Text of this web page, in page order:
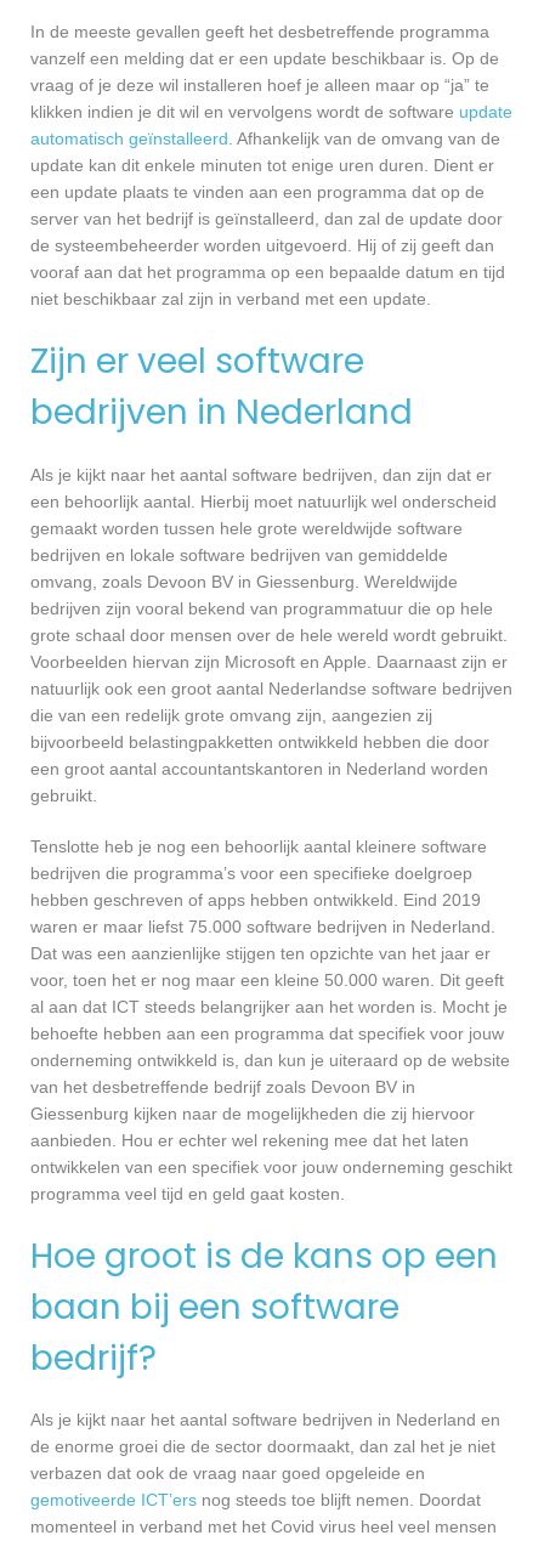
In de meeste gevallen geeft het desbetreffende programma
vanzelf een melding dat er een update beschikbaar is. Op de
vraag of je deze wil installeren hoef je alleen maar op “ja” te
klikken indien je dit wil en vervolgens wordt de software update
automatisch geïnstalleerd. Afhankelijk van de omvang van de
update kan dit enkele minuten tot enige uren duren. Dient er
een update plaats te vinden aan een programma dat op de
server van het bedrijf is geïnstalleerd, dan zal de update door
de systeembeheerder worden uitgevoerd. Hij of zij geeft dan
vooraf aan dat het programma op een bepaalde datum en tijd
niet beschikbaar zal zijn in verband met een update.
Zijn er veel software
bedrijven in Nederland
Als je kijkt naar het aantal software bedrijven, dan zijn dat er
een behoorlijk aantal. Hierbij moet natuurlijk wel onderscheid
gemaakt worden tussen hele grote wereldwijde software
bedrijven en lokale software bedrijven van gemiddelde
omvang, zoals Devoon BV in Giessenburg. Wereldwijde
bedrijven zijn vooral bekend van programmatuur die op hele
grote schaal door mensen over de hele wereld wordt gebruikt.
Voorbeelden hiervan zijn Microsoft en Apple. Daarnaast zijn er
natuurlijk ook een groot aantal Nederlandse software bedrijven
die van een redelijk grote omvang zijn, aangezien zij
bijvoorbeeld belastingpakketten ontwikkeld hebben die door
een groot aantal accountantskantoren in Nederland worden
gebruikt.
Tenslotte heb je nog een behoorlijk aantal kleinere software
bedrijven die programma’s voor een specifieke doelgroep
hebben geschreven of apps hebben ontwikkeld. Eind 2019
waren er maar liefst 75.000 software bedrijven in Nederland.
Dat was een aanzienlijke stijgen ten opzichte van het jaar er
voor, toen het er nog maar een kleine 50.000 waren. Dit geeft
al aan dat ICT steeds belangrijker aan het worden is. Mocht je
behoefte hebben aan een programma dat specifiek voor jouw
onderneming ontwikkeld is, dan kun je uiteraard op de website
van het desbetreffende bedrijf zoals Devoon BV in
Giessenburg kijken naar de mogelijkheden die zij hiervoor
aanbieden. Hou er echter wel rekening mee dat het laten
ontwikkelen van een specifiek voor jouw onderneming geschikt
programma veel tijd en geld gaat kosten.
Hoe groot is de kans op een
baan bij een software
bedrijf?
Als je kijkt naar het aantal software bedrijven in Nederland en
de enorme groei die de sector doormaakt, dan zal het je niet
verbazen dat ook de vraag naar goed opgeleide en
gemotiveerde ICT’ers nog steeds toe blijft nemen. Doordat
momenteel in verband met het Covid virus heel veel mensen